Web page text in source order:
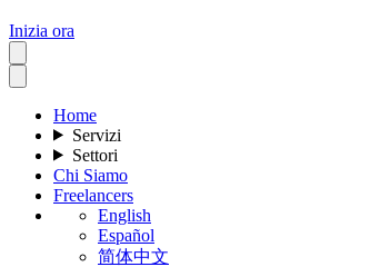
Inizia ora
Home
Servizi
Settori
Chi Siamo
Freelancers
English
Español
简体中文